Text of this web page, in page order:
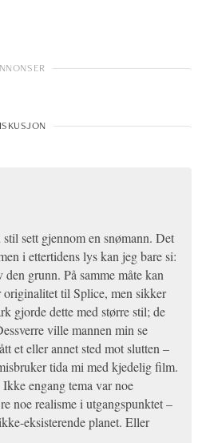
sett gjennom en snømann. Det
i ettertidens lys kan jeg bare si:
grunn. På samme måte kan
originalitet til Splice, men sikker
gjorde dette med større stil; de
ville mannen min se
et eller annet sted mot slutten –
tida mi med kjedelig film.
engang tema var noe
noe realisme i utgangspunktet –
eksisterende planet. Eller